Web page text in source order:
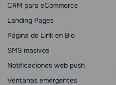
CRM para eCommerce
Landing Pages
Página de Link en Bio
SMS masivos
Notificaciones web push
Ventanas emergentes